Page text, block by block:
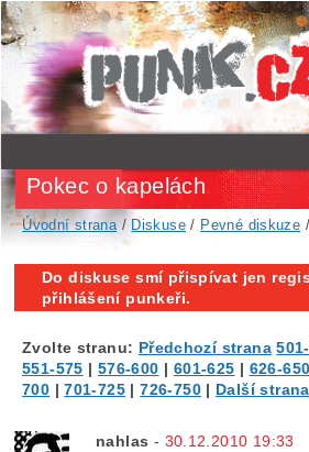
Pokec o kapelách
Úvodní strana/ Diskuse / Pevné diskuze
Do diskuse smí přispívat jen
přihlášení punkeři.
Zvolte stranu: Předchozí strana
551-575 | 576-600 | 601-625 | 626-650
700 |701-725 |726-750| Další strana
nahlas - 30.12.2010 19:33